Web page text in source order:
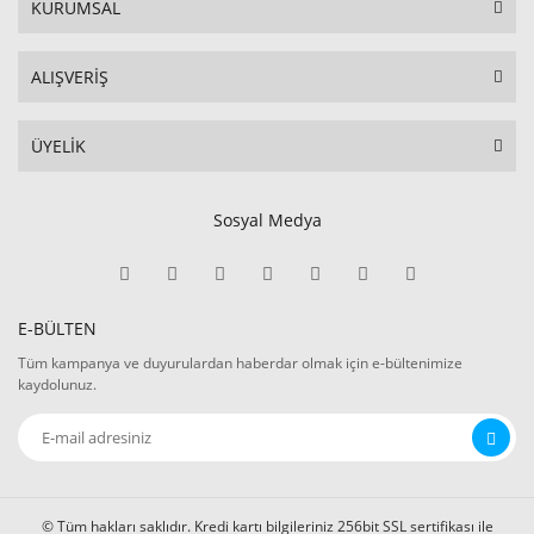
KURUMSAL
ALIŞVERİŞ
ÜYELİK
Sosyal Medya
E-BÜLTEN
Tüm kampanya ve duyurulardan haberdar olmak için e-bültenimize
kaydolunuz.
© Tüm hakları saklıdır. Kredi kartı bilgileriniz 256bit SSL sertifikası ile